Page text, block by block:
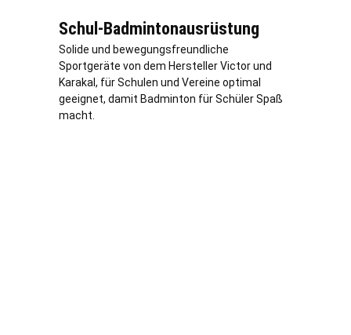
Schul-Badmintonausrüstung
Solide und bewegungsfreundliche
Sportgeräte von dem Hersteller Victor und
Karakal, für Schulen und Vereine optimal
geeignet, damit Badminton für Schüler Spaß
macht.